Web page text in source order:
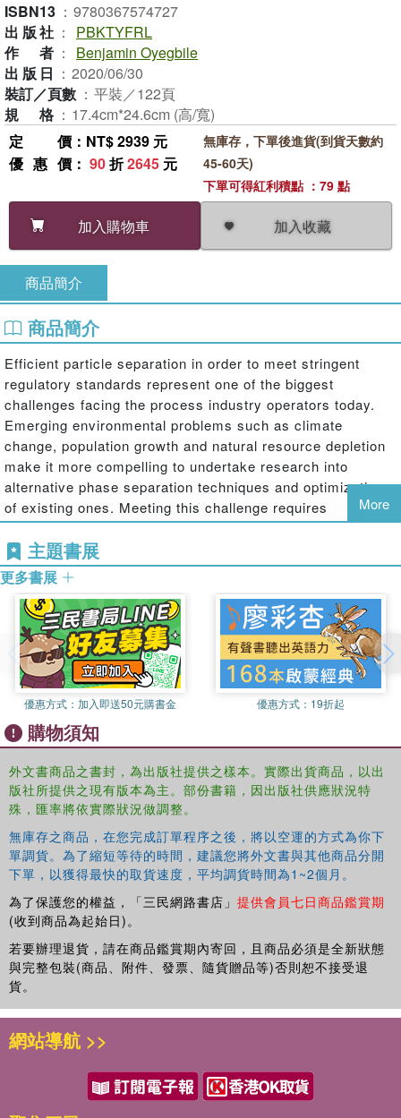
ISBN13 ： 9780367574727
出版社 ：
PBKTYFRL
作者 ：
Benjamin Oyegbile
出版日 ： 2020/06/30
裝訂／頁數 ： 平裝／122頁
規格 ： 17.4cm*24.6cm (高/寬)
定價 ：NT$ 2939 元
優惠價 ： 90折2645 元
加入購物車 加入收藏
無庫存，下單後進貨(到貨天數約
45-60天)
下單可得紅利積點 ：79 點
商品簡介
商品簡介
Efficient particle separation in order to meet stringent
regulatory standards represent one of the biggest
challenges facing the process industry operators today.
Emerging environmental problems such as climate
change, population growth and natural resource depletion
make it more compelling to undertake research into
alternative phase separation techniques and optimization
of existing ones. Meeting this challenge requires
innovative, revolutionary and integrated approach in the
design and optimization of various unit processes in fine
particle separation.
Flocculation is widely used as an effective phase
separation technique across many process industries
such as water and wastewater treatment and in minerals
processing. In this work, a new pre-treatment technique
was developed using a patented bench scale reactor unit
as a technical proof of concept. Furthermore, the book
provides a valuable insight into the hydrodynamics and
fluid-particle interactions within the agglomeration units.
The relatively high solids content of the stable pellets
(approximately 30 %) and very low residual turbidity of the
post-sedimentation supernatant (7 NTU) clearly
demonstrate the potential of this technique. In addition to
separation efficiency, this study also showed that the
effluent can be recycled back into the sewer network or
utilized for non-portable reuse. The findings obtained from
this research will be extremely useful in the scaling up and
optimization of the reactor system.
More
主題書展
更多書展
優惠方式： 加入即送50元購書金 優惠方式： 19折起
購物須知
外文書商品之書封，為出版社提供之樣本。實際出貨商品，以出
版社所提供之現有版本為主。部份書籍，因出版社供應狀況特
殊，匯率將依實際狀況做調整。
無庫存之商品，在您完成訂單程序之後，將以空運的方式為你下
單調貨。為了縮短等待的時間，建議您將外文書與其他商品分開
下單，以獲得最快的取貨速度，平均調貨時間為1~2個月。
為了保護您的權益，「三民網路書店」 提供會員七日商品鑑賞期
(收到商品為起始日)。
若要辦理退貨，請在商品鑑賞期內寄回，且商品必須是全新狀態
與完整包裝(商品、附件、發票、隨貨贈品等)否則恕不接受退
貨。
網站導航 >>